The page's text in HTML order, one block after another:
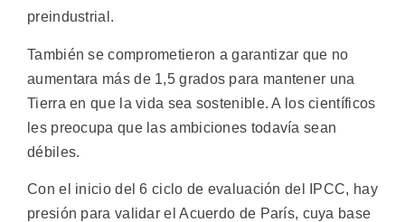
preindustrial.
También se comprometieron a garantizar que no
aumentara más de 1,5 grados para mantener una
Tierra en que la vida sea sostenible. A los científicos
les preocupa que las ambiciones todavía sean
débiles.
Con el inicio del 6 ciclo de evaluación del IPCC, hay
presión para validar el Acuerdo de París, cuya base